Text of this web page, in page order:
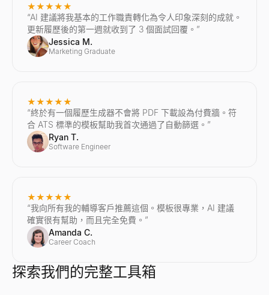
★★★★★
“AI 建議將我基本的工作職責轉化為令人印象深刻的成就。
更新履歷後的第一週就收到了 3 個面試回覆。 ”
Jessica M.
Marketing Graduate
★★★★★
“終於有一個履歷生成器不會將 PDF 下載設為付費牆。符
合 ATS 標準的模板幫助我首次通過了自動篩選。 ”
Ryan T.
Software Engineer
★★★★★
“我向所有我的輔導客戶推薦這個。模板很專業，AI 建議
確實很有幫助，而且完全免費。 ”
Amanda C.
Career Coach
探索我們的完整工具箱